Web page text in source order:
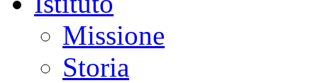
Missione
Storia